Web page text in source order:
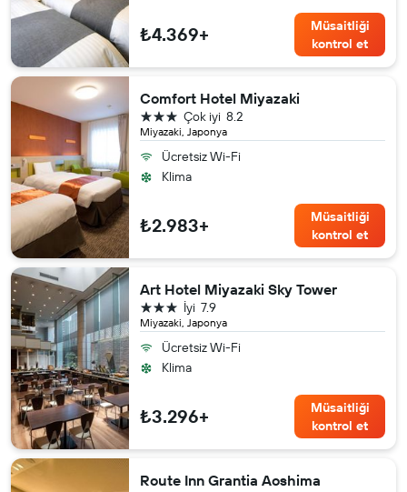
₺4.369+
Müsaitliği
kontrol et
Comfort Hotel Miyazaki
Miyazaki, Japonya
8.2
Çok iyi
3 yıldız
Ücretsiz Wi-Fi
Klima
₺2.983+
Müsaitliği
kontrol et
Art Hotel Miyazaki Sky Tower
Miyazaki, Japonya
7.9
İyi
3 yıldız
Ücretsiz Wi-Fi
Klima
₺3.296+
Müsaitliği
kontrol et
Route Inn Grantia Aoshima